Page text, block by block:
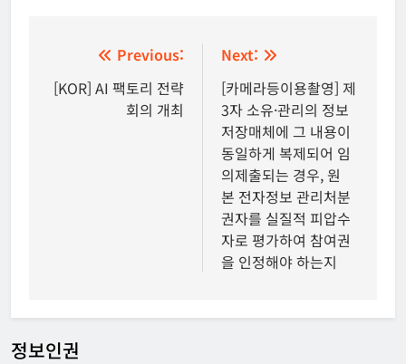
탐
Previous:
[KOR] AI 팩토리 전략
회의 개최
Next:
[카메라등이용촬영] 제
3자 소유·관리의 정보
저장매체에 그 내용이
동일하게 복제되어 임
의제출되는 경우, 원
본 전자정보 관리처분
권자를 실질적 피압수
자로 평가하여 참여권
을 인정해야 하는지
정보인권